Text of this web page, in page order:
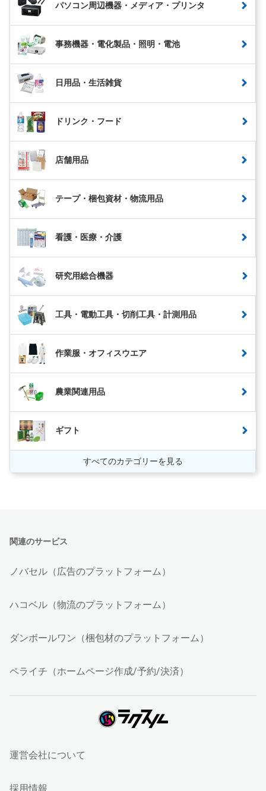
パソコン周辺機器・メディア・プリンタ
事務機器・電化製品・照明・電池
日用品・生活雑貨
ドリンク・フード
店舗用品
テープ・梱包資材・物流用品
看護・医療・介護
研究用総合機器
工具・電動工具・切削工具・計測用品
作業服・オフィスウエア
農業関連用品
ギフト
すべてのカテゴリーを見る
関連のサービス
ノバセル（広告のプラットフォーム）
ハコベル（物流のプラットフォーム）
ダンボールワン（梱包材のプラットフォーム）
ペライチ（ホームページ作成/予約/決済）
運営会社について
採用情報